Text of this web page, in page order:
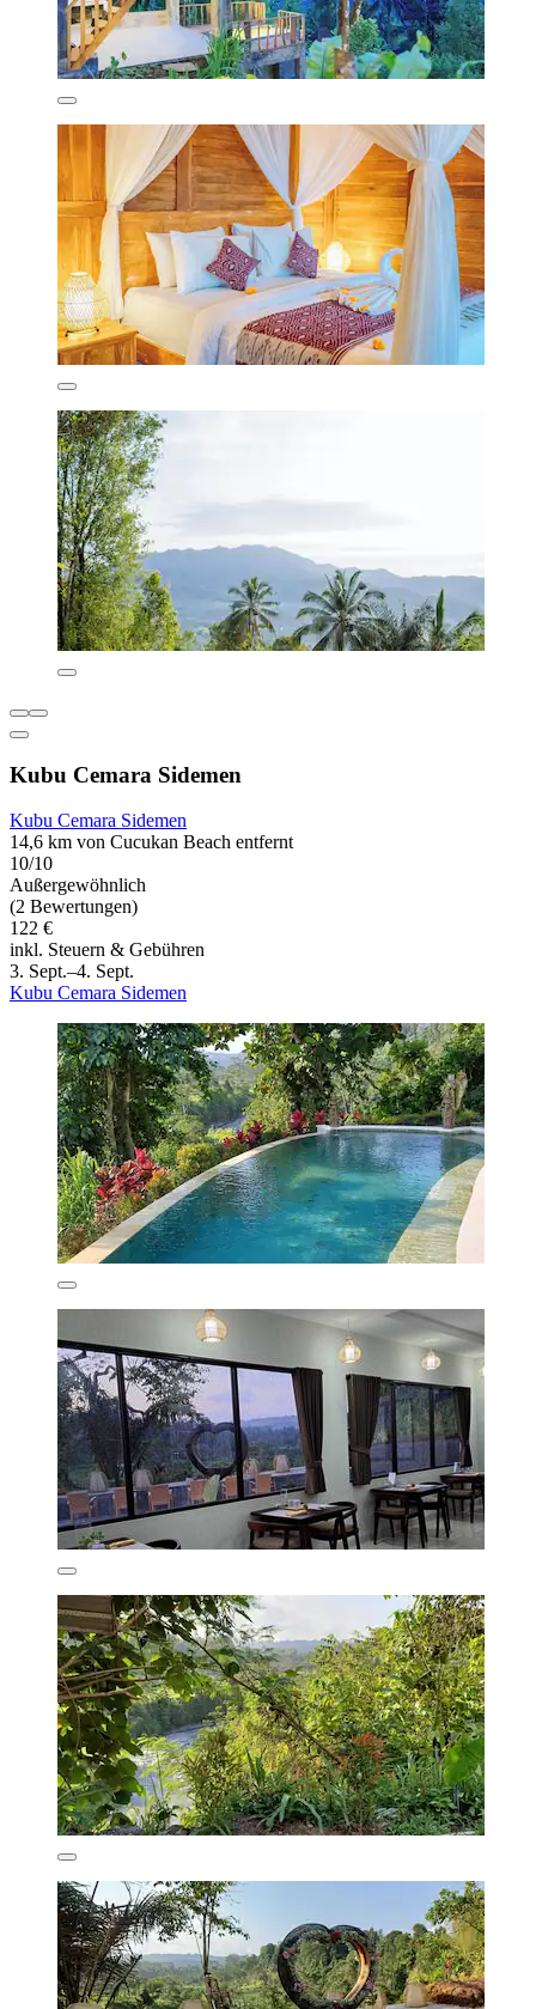
Kubu Cemara Sidemen
Kubu Cemara Sidemen
14,6 km von Cucukan Beach entfernt
10/10
Außergewöhnlich
(2 Bewertungen)
122 €
inkl. Steuern & Gebühren
3. Sept.–4. Sept.
Kubu Cemara Sidemen